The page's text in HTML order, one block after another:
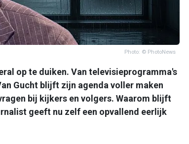
Photo: © PhotoNews
op te duiken. Van televisieprogramma's
Gucht blijft zijn agenda voller maken
bij kijkers en volgers. Waarom blijft
geeft nu zelf een opvallend eerlijk